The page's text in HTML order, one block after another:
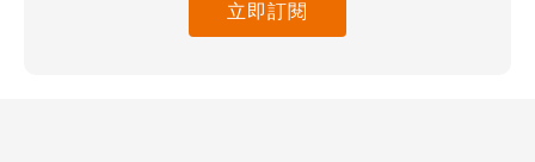
立即訂閱